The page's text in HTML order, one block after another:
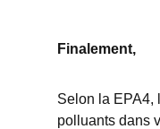
Finalement,
Selon la EPA4,
polluants dans